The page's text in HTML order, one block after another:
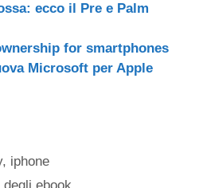
ecco il Pre e Palm
for smartphones
Microsoft per Apple
, iphone
ebook